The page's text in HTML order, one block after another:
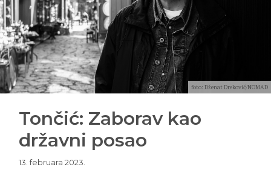
foto: Dženat Dreković/NOMAD
Tončić: Zaborav kao
državni posao
13. februara 2023.